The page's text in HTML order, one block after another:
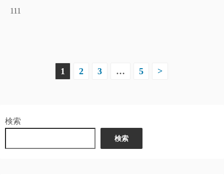
111
ペ
ー
1 2 3 … 5 >
検索
検索